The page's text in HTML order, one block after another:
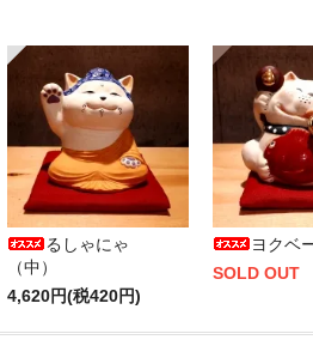
るしゃにゃ
（中）
4,620円(税420円)
ヨクベ
SOLD OUT